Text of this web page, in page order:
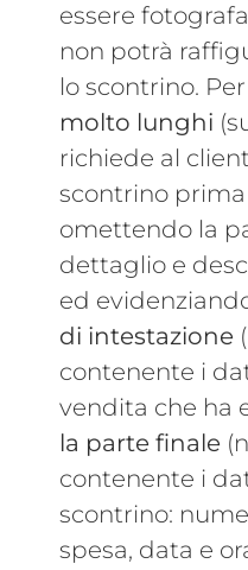
essere
non potrà
lo scontrino.
molto lunghi
richiede al
scontrino
omettendo la
dettaglio e
ed
di intestazione
contenente i
vendita che ha
la parte finale
contenente i
scontrino:
spesa, data e